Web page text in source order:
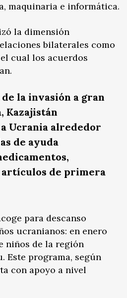
maquinaria e informática.
la dimensión
bilaterales como
cual los acuerdos
la invasión a gran
Kazajistán
Ucrania alrededor
de ayuda
de primera
para descanso
ucranianos: en enero
niños de la región
Este programa, según
con apoyo a nivel